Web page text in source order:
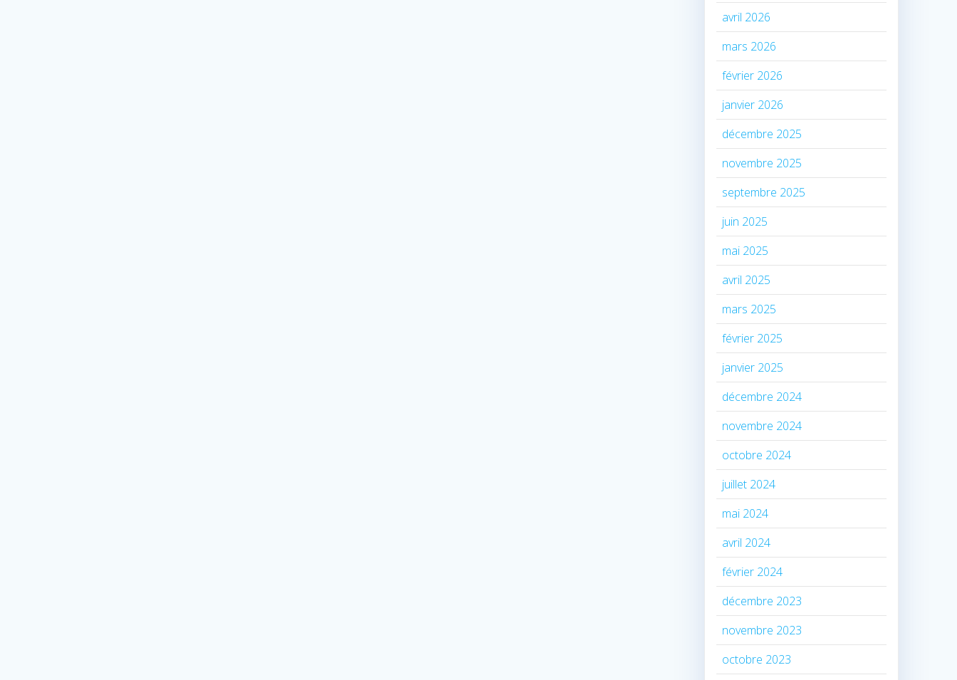
avril 2026
mars 2026
février 2026
janvier 2026
décembre 2025
novembre 2025
septembre 2025
juin 2025
mai 2025
avril 2025
mars 2025
février 2025
janvier 2025
décembre 2024
novembre 2024
octobre 2024
juillet 2024
mai 2024
avril 2024
février 2024
décembre 2023
novembre 2023
octobre 2023